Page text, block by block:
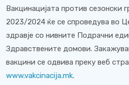
Вакцинацијата против сезонски
2023/2024 ќе се спроведува во
здравје со нивните Подрачни
Здравствените домови.
вакцини се одвива преку веб
www.vakcinacija.mk.